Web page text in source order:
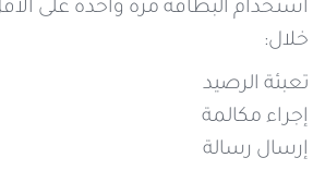
خلال:
تعبئة الرصيد
إجراء مكالمة
إرسال رسالة